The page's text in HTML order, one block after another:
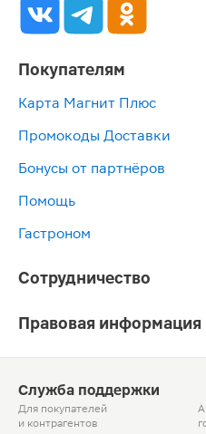
Покупателям
Карта Магнит Плюс
Промокоды Доставки
Бонусы от партнёров
Помощь
Гастроном
Сотрудничество
Правовая информация
Служба поддержки
Для покупателей
и контрагентов